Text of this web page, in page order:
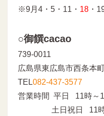
※9月4・5・11・ 18 ・
○御饌cacao
739-0011
広島県東広島市西条本
TEL082-437-3577
営業時間 平日 11時～
土日祝日 11時